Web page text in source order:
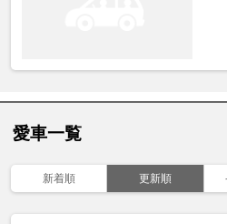
愛車一覧
新着順 更新順